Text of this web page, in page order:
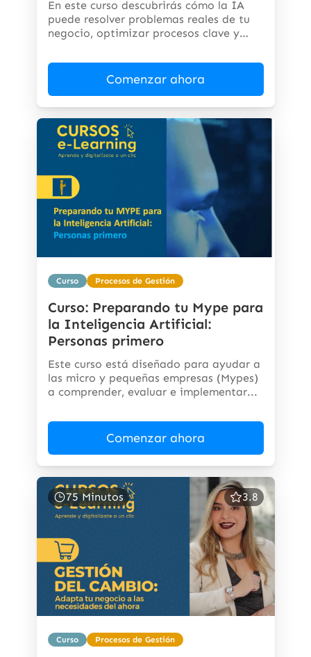
En este curso descubrirás cómo la IA
puede resolver problemas reales de tu
negocio, optimizar procesos clave y
Comenzar ahora
Curso Procesos de Gestión
Curso: Preparando tu Mype para
la Inteligencia Artificial:
Personas primero
Este curso está diseñado para ayudar a
las micro y pequeñas empresas (Mypes)
a comprender, evaluar e implementar...
Comenzar ahora
75 Minutos 3.8
Curso Procesos de Gestión